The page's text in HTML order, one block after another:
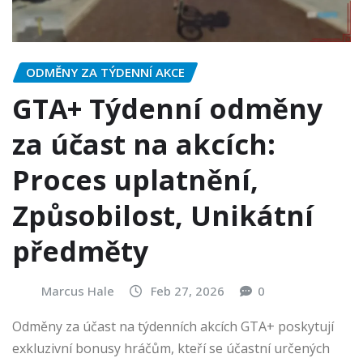
ODMĚNY ZA TÝDENNÍ AKCE
GTA+ Týdenní odměny
za účast na akcích:
Proces uplatnění,
Způsobilost, Unikátní
předměty
Marcus Hale Feb 27, 2026 0
Odměny za účast na týdenních akcích GTA+ poskytují
exkluzivní bonusy hráčům, kteří se účastní určených